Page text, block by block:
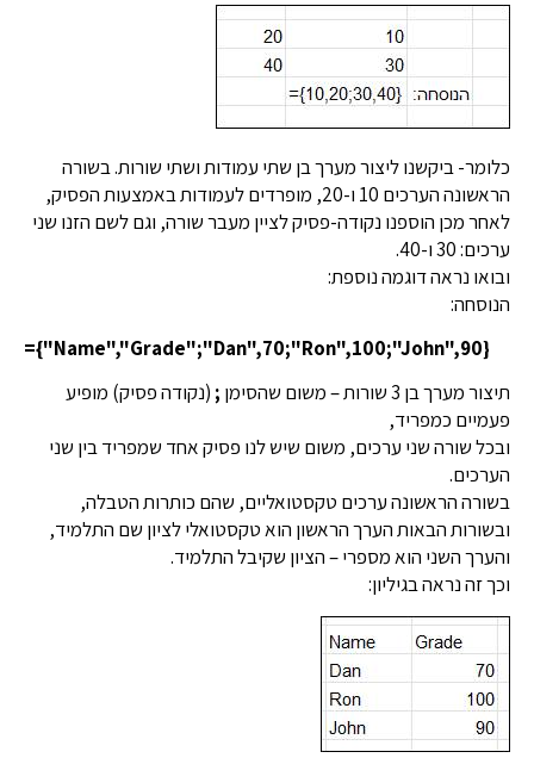
כלומר- ביקשנו ליצור מערך בן שתי עמודות ושתי שורות. בשורה
הראשונה הערכים 10 ו-20, מופרדים לעמודות באמצעות הפסיק,
לאחר מכן הוספנו נקודה-פסיק לציין מעבר שורה, וגם לשם הזנו שני
ערכים: 30 ו-40.
ובואו נראה דוגמה נוספת:
הנוסחה:
={"Name","Grade";"Dan",70;"Ron",100;"John",90}
תיצור מערך בן 3 שורות – משום שהסימן
; (נקודה פסיק) מופיע
פעמיים כמפריד,
ובכל שורה שני ערכים, משום שיש לנו פסיק אחד שמפריד בין שני
הערכים.
בשורה הראשונה ערכים טקסטואליים, שהם כותרות הטבלה,
ובשורות הבאות הערך הראשון הוא טקסטואלי לציון שם התלמיד,
והערך השני הוא מספרי – הציון שקיבל התלמיד.
וכך זה נראה בגיליון: